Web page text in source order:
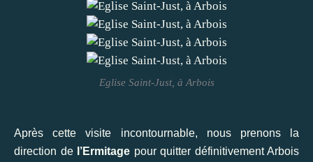
Eglise Saint-Just, à Arbois
Après cette visite incontournable, nous prenons la
direction de l’Ermitage pour quitter définitivement Arbois